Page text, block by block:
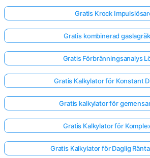
Gratis Krock
Gratis kombinerad
Gratis Förbränningsanalys
Gratis Kalkylator för Konstant
Gratis kalkylator för
Gratis Kalkylator för
Gratis Kalkylator för Daglig